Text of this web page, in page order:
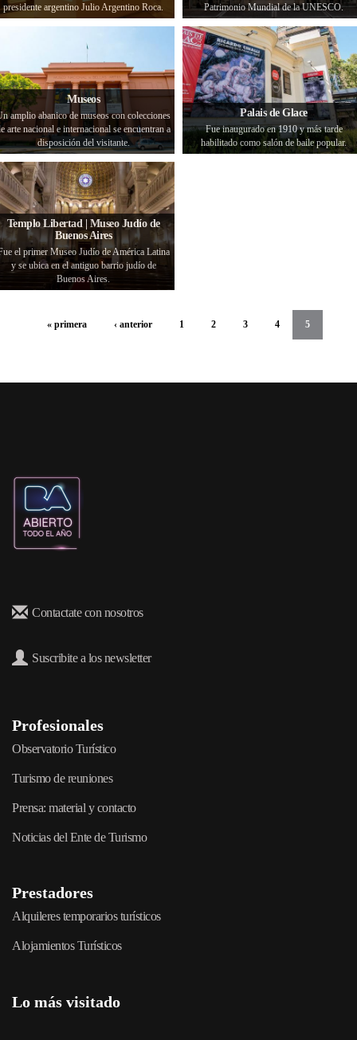
presidente argentino Julio Argentino Roca.
Patrimonio Mundial de la UNESCO.
Museos
amplio abanico de museos con colecciones
arte nacional e internacional se encuentran a
disposición del visitante.
Palais de Glace
Fue inaugurado en 1910 y más tarde
habilitado como salón de baile popular.
Templo Libertad | Museo Judío de
Buenos Aires
el primer Museo Judío de América Latina
y se ubica en el antiguo barrio judío de
Buenos Aires.
« primera ‹ anterior 1 2 3 4 5
Contactate con nosotros
Suscribite a los newsletter
Profesionales
Observatorio Turístico
Turismo de reuniones
Prensa: material y contacto
Noticias del Ente de Turismo
Prestadores
Alquileres temporarios turísticos
Alojamientos Turísticos
Lo más visitado